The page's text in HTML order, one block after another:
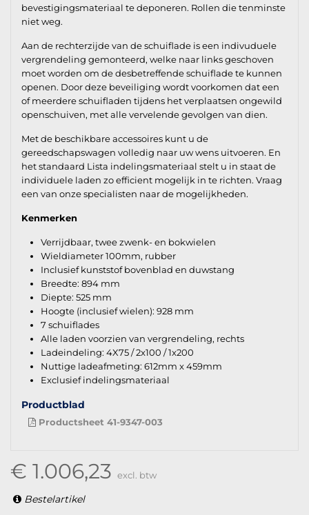
bevestigingsmateriaal te deponeren. Rollen die tenminste
niet weg.
Aan de rechterzijde van de schuiflade is een indivuduele
vergrendeling gemonteerd, welke naar links geschoven
moet worden om de desbetreffende schuiflade te kunnen
openen. Door deze beveiliging wordt voorkomen dat een
of meerdere schuifladen tijdens het verplaatsen ongewild
openschuiven, met alle vervelende gevolgen van dien.
Met de beschikbare accessoires kunt u de
gereedschapswagen volledig naar uw wens uitvoeren. En
het standaard Lista indelingsmateriaal stelt u in staat de
individuele laden zo efficient mogelijk in te richten. Vraag
een van onze specialisten naar de mogelijkheden.
Kenmerken
Verrijdbaar, twee zwenk- en bokwielen
Wieldiameter 100mm, rubber
Inclusief kunststof bovenblad en duwstang
Breedte: 894 mm
Diepte: 525 mm
Hoogte (inclusief wielen): 928 mm
7 schuiflades
Alle laden voorzien van vergrendeling, rechts
Ladeindeling: 4X75 / 2x100 / 1x200
Nuttige ladeafmeting: 612mm x 459mm
Exclusief indelingsmateriaal
Productblad
Productsheet 41-9347-003
€ 1.006,23 excl. btw
Bestelartikel